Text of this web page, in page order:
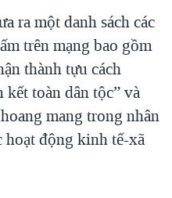
ra một danh sách các
trên mạng bao gồm
thành tựu cách
toàn dân tộc” và
mang trong nhân
hoạt động kinh tế-xã